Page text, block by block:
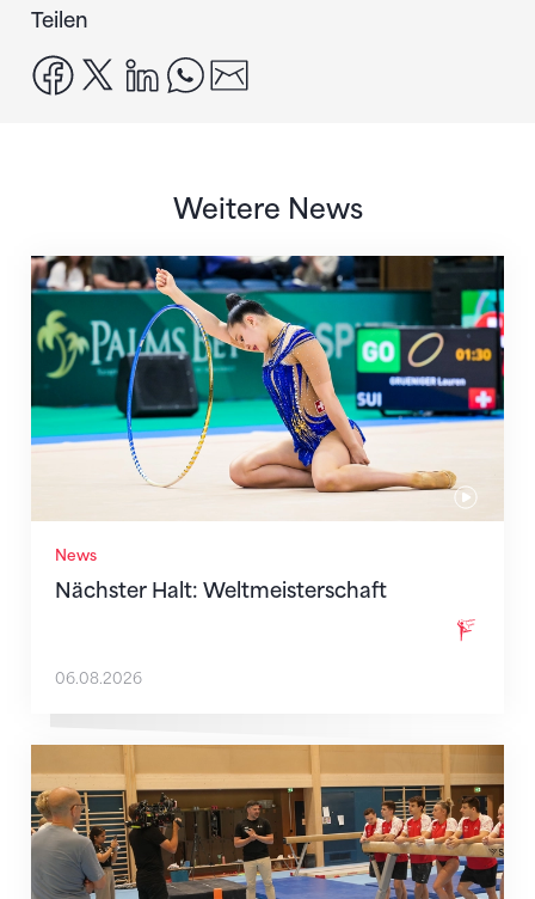
Teilen
facebook
x linkedinwhatsapp
Weitere News
News
Nächster Halt: Weltmeisterschaft
Nächster Halt: Weltmeisterschaft
06.08.2026
Mit klaren Zielen nach Zagreb